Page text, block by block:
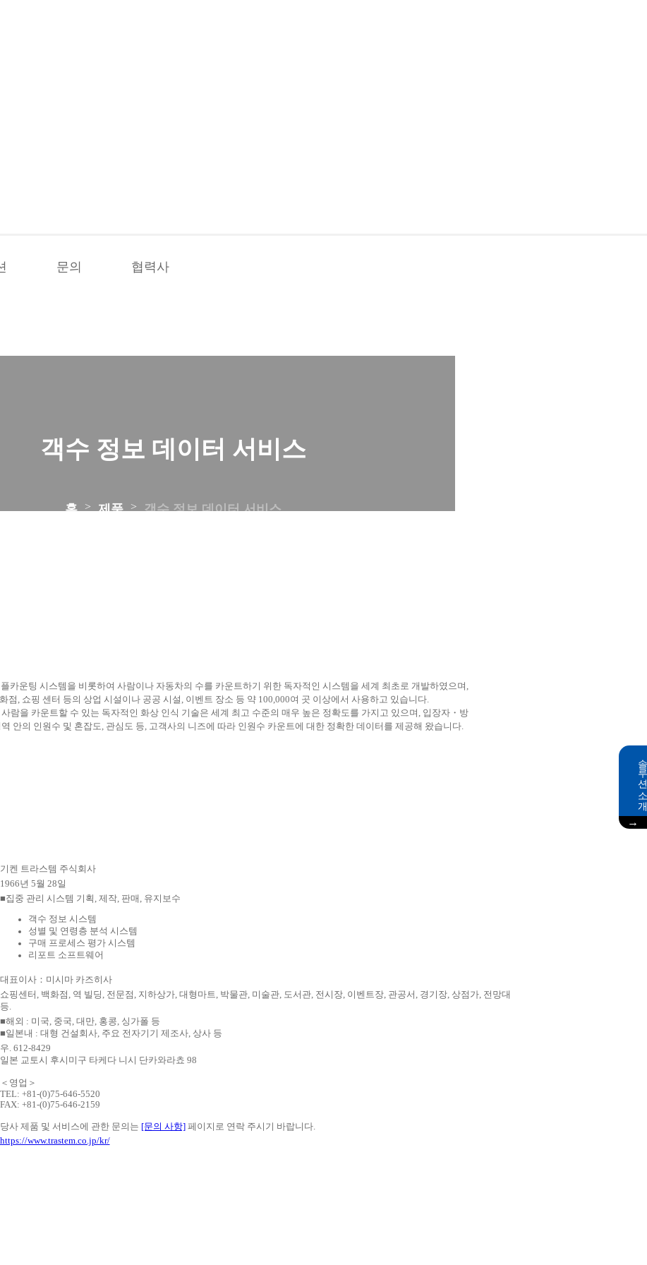
문의 협력사
객수 정보 데이터 서비스
홈 > 제품 > 객수 정보 데이터 서비스
카운팅 시스템을 비롯하여 사람이나 자동차의 수를 카운트하기 위한 독자적인 시스템을 세계 최초로 개발하였으며,
점, 쇼핑 센터 등의 상업 시설이나 공공 시설, 이벤트 장소 등 약 100,000여 곳 이상에서 사용하고 있습니다.
람을 카운트할 수 있는 독자적인 화상 인식 기술은 세계 최고 수준의 매우 높은 정확도를 가지고 있으며, 입장자・방
안의 인원수 및 혼잡도, 관심도 등, 고객사의 니즈에 따라 인원수 카운트에 대한 정확한 데이터를 제공해 왔습니다.
기켄 트라스템 주식회사
1966년 5월 28일
■집중 관리 시스템 기획, 제작, 판매, 유지보수
객수 정보 시스템
성별 및 연령층 분석 시스템
구매 프로세스 평가 시스템
리포트 소프트웨어
대표이사：미시마 카즈히사
쇼핑센터, 백화점, 역 빌딩, 전문점, 지하상가, 대형마트, 박물관, 미술관, 도서관, 전시장, 이벤트장, 관공서, 경기장, 상점가, 전망대
등.
■해외 : 미국, 중국, 대만, 홍콩, 싱가폴 등
■일본내 : 대형 건설회사, 주요 전자기기 제조사, 상사 등
우. 612-8429
일본 교토시 후시미구 타케다 니시 단카와라쵸 98
＜영업＞
TEL: +81-(0)75-646-5520
FAX: +81-(0)75-646-2159
당사 제품 및 서비스에 관한 문의는 [문의 사항]페이지로 연락 주시기 바랍니다.
https://www.trastem.co.jp/kr/
솔루션 소개
→